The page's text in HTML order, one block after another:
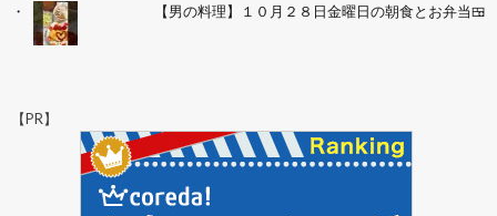
【男の料理】１０月２８日金曜日の朝食とお弁当🍱
【PR】